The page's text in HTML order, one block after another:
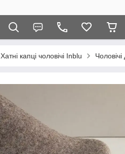
Хатні капці чоловічі Inblu